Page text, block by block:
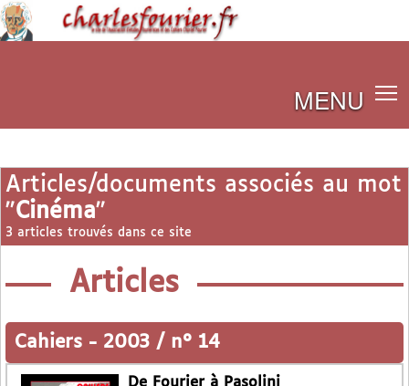
MENU
Articles/documents associés au mot
"Cinéma"
3 articles trouvés dans ce site
Articles
Cahiers - 2003 / n° 14
De Fourier à Pasolini